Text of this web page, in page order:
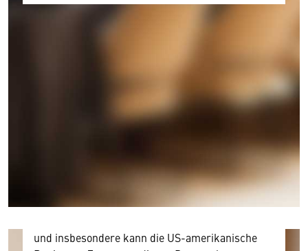
Wir benötigen Ihre Zustimmung
Hier würden wir Ihnen gerne einen externen
Inhalt anzeigen. Dafür benötigen wir allerdings
personenbezogene technische Daten zu Geräten
und Nutzerverhalten mitunter mit US-
amerikanischen Anbietern austauscht.
Diese Daten unterliegen keinem dem EU-
und insbesondere kann die US-amerikanische